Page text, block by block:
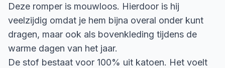
Deze romper is mouwloos. Hierdoor is hij
veelzijdig omdat je hem bijna overal onder kunt
dragen, maar ook als bovenkleding tijdens de
warme dagen van het jaar.
De stof bestaat voor 100% uit katoen. Het voelt